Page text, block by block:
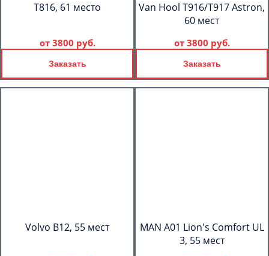
T816, 61 место
от 3800 руб.
Заказать
Van Hool T916/T917 Astron,
60 мест
от 3800 руб.
Заказать
Volvo B12, 55 мест
MAN A01 Lion's Comfort UL
3, 55 мест